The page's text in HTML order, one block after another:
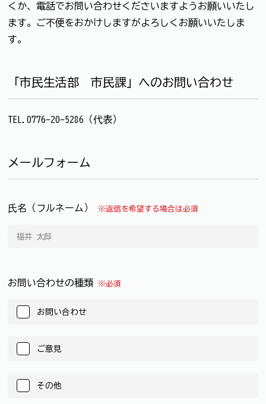
くか、電話でお問い合わせくださいますようお願いいたし
ます。ご不便をおかけしますがよろしくお願いいたしま
す。
「市民生活部 市民課」へのお問い合わせ
TEL.0776-20-5286（代表）
メールフォーム
氏名（フルネーム） ※返信を希望する場合は必須
お問い合わせの種類 ※必須
お問い合わせ
ご意見
その他